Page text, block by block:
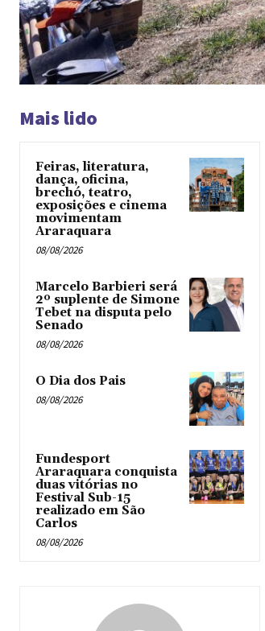
Mais lido
Feiras, literatura,
dança, oficina,
brechó, teatro,
exposições e cinema
movimentam
Araraquara
08/08/2026
Marcelo Barbieri será
2º suplente de Simone
Tebet na disputa pelo
Senado
08/08/2026
O Dia dos Pais
08/08/2026
Fundesport
Araraquara conquista
duas vitórias no
Festival Sub-15
realizado em São
Carlos
08/08/2026